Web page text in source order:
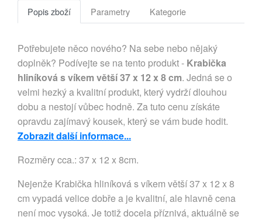
Popis zboží Parametry Kategorie
Potřebujete něco nového? Na sebe nebo nějaký
doplněk? Podívejte se na tento produkt - Krabička
hliníková s víkem větší 37 x 12 x 8 cm. Jedná se o
velmi hezký a kvalitní produkt, který vydrží dlouhou
dobu a nestojí vůbec hodně. Za tuto cenu získáte
opravdu zajímavý kousek, který se vám bude hodit.
Zobrazit další informace...
Rozměry cca.: 37 x 12 x 8cm.
Nejenže Krabička hliníková s víkem větší 37 x 12 x 8
cm vypadá velice dobře a je kvalitní, ale hlavně cena
není moc vysoká. Je totiž docela příznivá, aktuálně se